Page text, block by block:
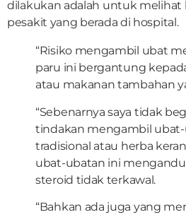
dilakukan adalah untuk melihat
pesakit yang berada di hospital.
“Risiko mengambil ubat
paru ini bergantung
atau makanan tambahan
“Sebenarnya saya tidak
tindakan mengambil
tradisional atau herba
ubat-ubatan ini
steroid tidak terkawal.
“Bahkan ada juga yang